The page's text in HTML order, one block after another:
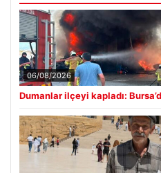
06/08/2026
Dumanlar ilçeyi kapladı: